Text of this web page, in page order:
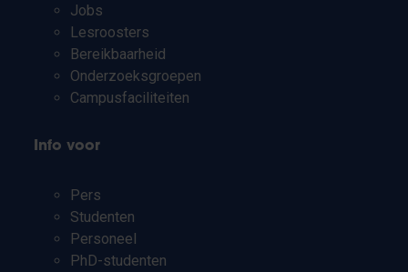
Jobs
Lesroosters
Bereikbaarheid
Onderzoeksgroepen
Campusfaciliteiten
Info voor
Pers
Studenten
Personeel
PhD-studenten